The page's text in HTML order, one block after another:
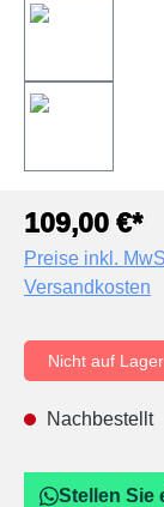
109,00 €*
Preise inkl.
Versandkosten
Nicht auf Lager
Nachbestellt
Stellen Sie